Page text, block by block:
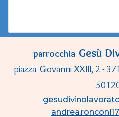
parrocchia Gesù
piazza Giovanni XXIII, 2 -